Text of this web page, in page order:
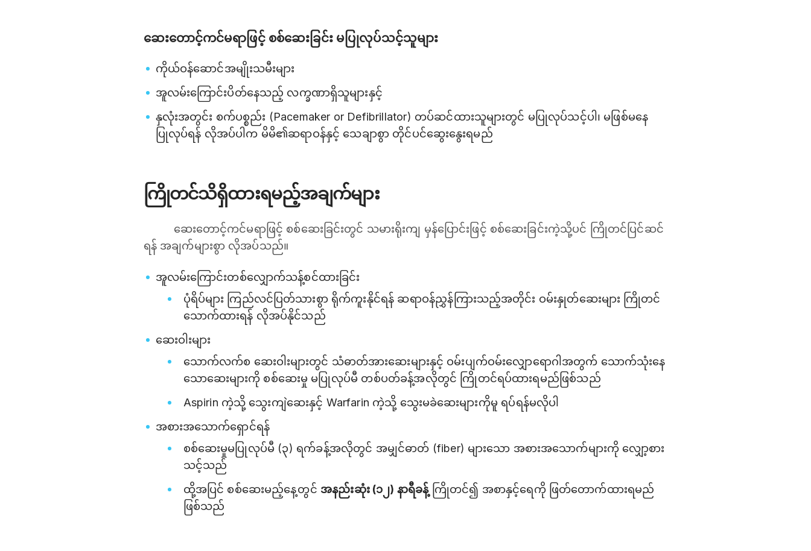
ဆေးတောင့်ကင်မရာဖြင့် စစ်ဆေးခြင်း မပြုလုပ်သင့်သူများ
ကိုယ်ဝန်ဆောင်အမျိုးသမီးများ
အူလမ်းကြောင်းပိတ်နေသည့် လက္ခဏာရှိသူများနှင့်
နှလုံးအတွင်း စက်ပစ္စည်း (Pacemaker or Defibrillator) တပ်ဆင်ထားသူများတွင် မပြုလုပ်သင့်ပါ၊ မဖြစ်မနေ
ပြုလုပ်ရန် လိုအပ်ပါက မိမိ၏ဆရာဝန်နှင့် သေချာစွာ တိုင်ပင်ဆွေးနွေးရမည်
ကြိုတင်သိရှိထားရမည့်အချက်များ
ဆေးတောင့်ကင်မရာဖြင့် စစ်ဆေးခြင်းတွင် သမားရိုးကျ မှန်ပြောင်းဖြင့် စစ်ဆေးခြင်းကဲ့သို့ပင် ကြိုတင်ပြင်ဆင်
ရန် အချက်များစွာ လိုအပ်သည်။
အူလမ်းကြောင်းတစ်လျှောက်သန့်စင်ထားခြင်း
ပုံရိပ်များ ကြည်လင်ပြတ်သားစွာ ရိုက်ကူးနိုင်ရန် ဆရာဝန်ညွှန်ကြားသည့်အတိုင်း ဝမ်းနှုတ်ဆေးများ ကြိုတင်
သောက်ထားရန် လိုအပ်နိုင်သည်
ဆေးဝါးများ
သောက်လက်စ ဆေးဝါးများတွင် သံဓာတ်အားဆေးများနှင့် ဝမ်းပျက်ဝမ်းလျှောရောဂါအတွက် သောက်သုံးနေ
သောဆေးများကို စစ်ဆေးမှု မပြုလုပ်မီ တစ်ပတ်ခန့်အလိုတွင် ကြိုတင်ရပ်ထားရမည်ဖြစ်သည်
Aspirin ကဲ့သို့ သွေးကျဲဆေးနှင့် Warfarin ကဲ့သို့ သွေးမခဲဆေးများကိုမူ ရပ်ရန်မလိုပါ
အစားအသောက်ရှောင်ရန်
စစ်ဆေးမှုမပြုလုပ်မီ (၃) ရက်ခန့်အလိုတွင် အမျှင်ဓာတ် (fiber) များသော အစားအသောက်များကို လျှော့စား
သင့်သည်
ထို့အပြင် စစ်ဆေးမည့်နေ့တွင် အနည်းဆုံး (၁၂) နာရီခန့်ကြိုတင်၍ အစာနှင့်ရေကို ဖြတ်တောက်ထားရမည်
ဖြစ်သည်